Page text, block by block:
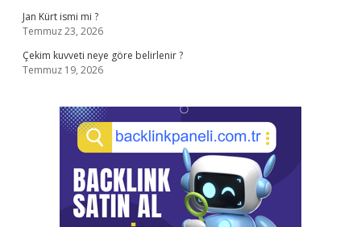
Jan Kürt ismi mi ?
Temmuz 23, 2026
Çekim kuvveti neye göre belirlenir ?
Temmuz 19, 2026